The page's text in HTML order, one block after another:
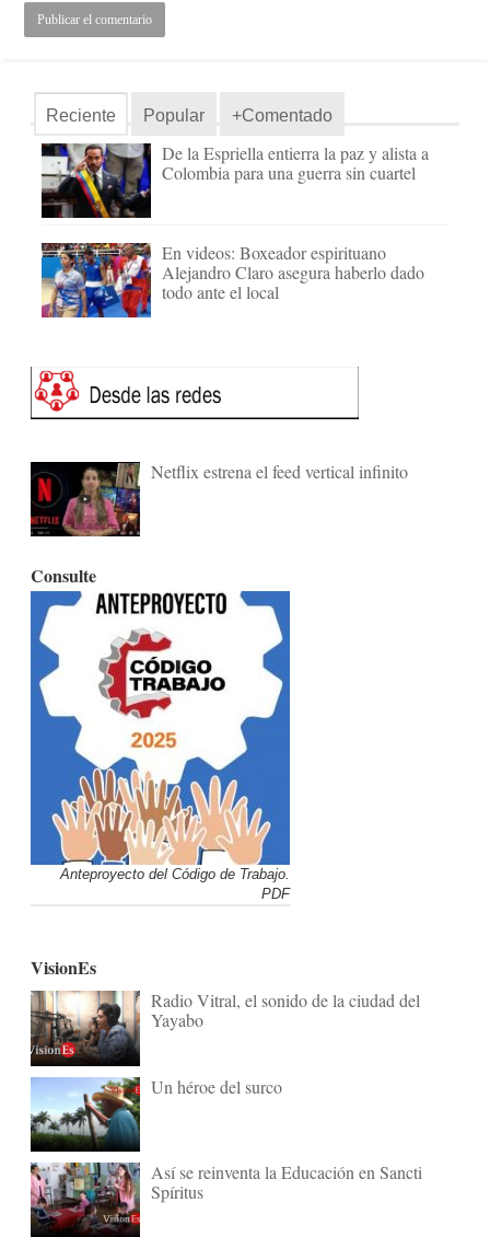
Reciente Popular +Comentado
De la Espriella entierra la paz y alista a
Colombia para una guerra sin cuartel
En videos: Boxeador espirituano
Alejandro Claro asegura haberlo dado
todo ante el local
Netflix estrena el feed vertical infinito
Consulte
Anteproyecto del Código de Trabajo.
PDF
VisionEs
Radio Vitral, el sonido de la ciudad del
Yayabo
Un héroe del surco
Así se reinventa la Educación en Sancti
Spíritus